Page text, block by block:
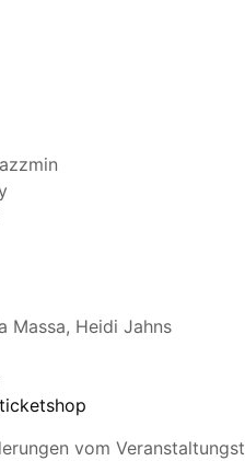
Massa, Heidi Jahns
vom